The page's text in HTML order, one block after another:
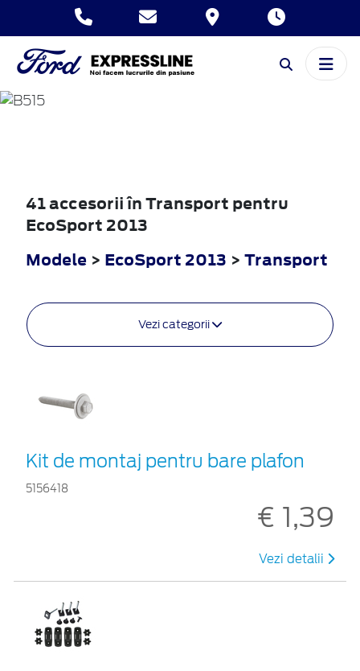
ECOSPORT
41 accesorii în Transport pentru
EcoSport 2013
Modele > EcoSport 2013 > Transport
Vezi categorii
Kit de montaj pentru bare plafon
5156418
€ 1,39
Vezi detalii